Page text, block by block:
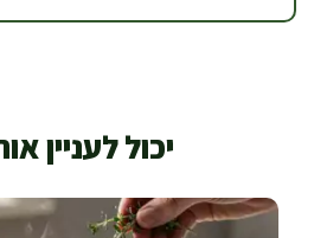
יכול לעניין